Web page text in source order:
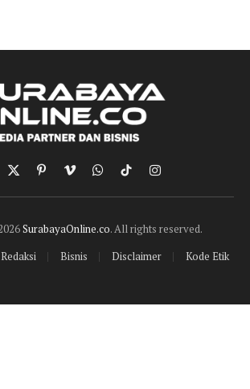
X
(Twitter)
PinterestVimeoWhatsApp
TikTokInstagram
SurabayaOnline.co. All rights reserved.
Redaksi Bisnis Disclaimer Kode Etik